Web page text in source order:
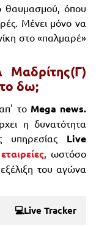
θαυμασμού, όπου
Μένει μόνο να
στο «παλμαρέ»
δω;
το Mega news.
η δυνατότητα
Live
, ωστόσο
του αγώνα
💻Live Tracker